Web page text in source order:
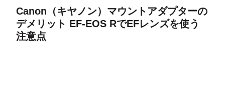
Canon（キヤノン）マウントアダプターの
デメリット EF-EOS RでEFレンズを使う
注意点